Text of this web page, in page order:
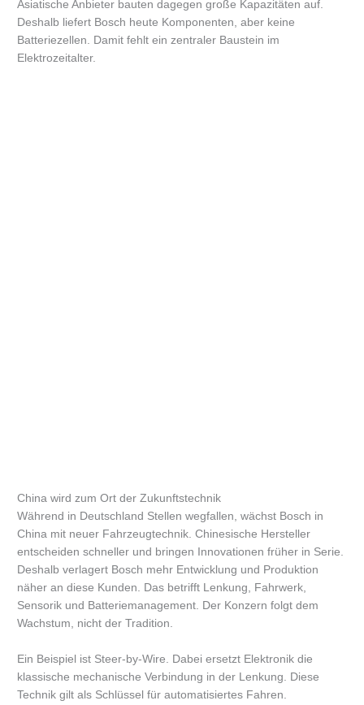
Asiatische Anbieter bauten dagegen große Kapazitäten auf.
Deshalb liefert Bosch heute Komponenten, aber keine
Batteriezellen. Damit fehlt ein zentraler Baustein im
Elektrozeitalter.
China wird zum Ort der Zukunftstechnik
Während in Deutschland Stellen wegfallen, wächst Bosch in
China mit neuer Fahrzeugtechnik. Chinesische Hersteller
entscheiden schneller und bringen Innovationen früher in Serie.
Deshalb verlagert Bosch mehr Entwicklung und Produktion
näher an diese Kunden. Das betrifft Lenkung, Fahrwerk,
Sensorik und Batteriemanagement. Der Konzern folgt dem
Wachstum, nicht der Tradition.
Ein Beispiel ist Steer-by-Wire. Dabei ersetzt Elektronik die
klassische mechanische Verbindung in der Lenkung. Diese
Technik gilt als Schlüssel für automatisiertes Fahren.